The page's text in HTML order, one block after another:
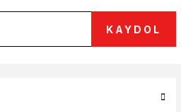
KAYDOL